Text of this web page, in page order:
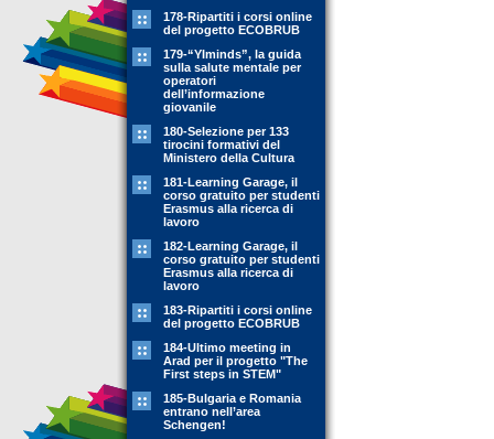
178-Ripartiti i corsi online
del progetto ECOBRUB
179-“YIminds”, la guida
sulla salute mentale per
operatori
dell’informazione
giovanile
180-Selezione per 133
tirocini formativi del
Ministero della Cultura
181-Learning Garage, il
corso gratuito per studenti
Erasmus alla ricerca di
lavoro
182-Learning Garage, il
corso gratuito per studenti
Erasmus alla ricerca di
lavoro
183-Ripartiti i corsi online
del progetto ECOBRUB
184-Ultimo meeting in
Arad per il progetto "The
First steps in STEM"
185-Bulgaria e Romania
entrano nell’area
Schengen!